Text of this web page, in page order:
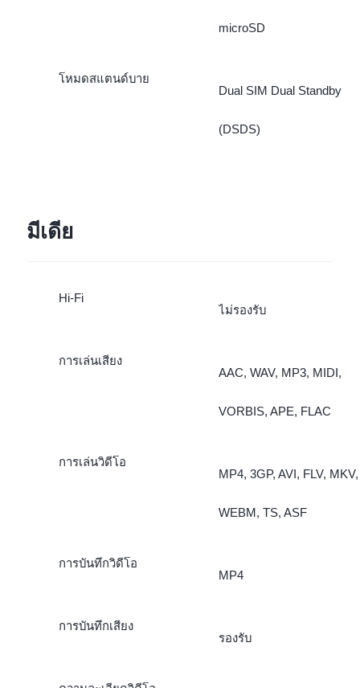
microSD
โหมดสแตนด์บาย
Dual SIM Dual Standby
(DSDS)
มีเดีย
Hi-Fi
ไม่รองรับ
การเล่นเสียง
AAC, WAV, MP3, MIDI,
VORBIS, APE, FLAC
การเล่นวิดีโอ
MP4, 3GP, AVI, FLV, MKV,
WEBM, TS, ASF
การบันทึกวิดีโอ
MP4
การบันทึกเสียง
รองรับ